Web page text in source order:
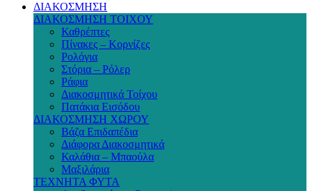
ΔΙΑΚΟΣΜΗΣΗ
ΔΙΑΚΟΣΜΗΣΗ ΤΟΙΧΟΥ
Καθρέπτες
Πίνακες – Κορνίζες
Ρολόγια
Στόρια – Ρόλερ
Ράφια
Διακοσμητικά Τοίχου
Πατάκια Εισόδου
ΔΙΑΚΟΣΜΗΣΗ ΧΩΡΟΥ
Βάζα Επιδαπέδια
Διάφορα Διακοσμητικά
Καλάθια – Μπαούλα
Μαξιλάρια
ΤΕΧΝΗΤΑ ΦΥΤΑ